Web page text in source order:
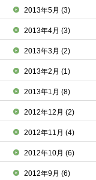
2013年5月(3)
2013年4月(3)
2013年3月(2)
2013年2月(1)
2013年1月(8)
2012年12月(2)
2012年11月(4)
2012年10月(6)
2012年9月(6)